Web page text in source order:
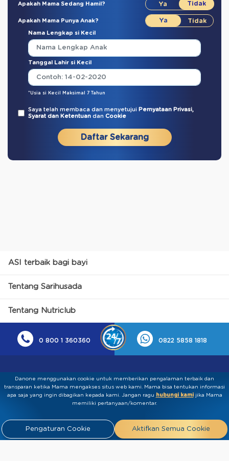
Apakah Mama Sedang Hamil?
Apakah Mama Punya Anak?
Nama Lengkap si Kecil
Tanggal Lahir si Kecil
*Usia si Kecil Maksimal 7 Tahun
Saya telah membaca dan menyetujui Pernyataan Privasi,
Syarat dan Ketentuan dan Cookie
Daftar Sekarang
ASI terbaik bagi bayi
Tentang Sarihusada
Tentang Nutriclub
0 800 1 360360 0822 5858 1818
Kebijakan Privasi Syarat & Ketentuan
Tentang Kami
Danone menggunakan cookie untuk memberikan pengalaman terbaik dan
transparan ketika Mama mengakses situs web kami. Mama bisa tentukan informasi
apa saja yang ingin dibagikan kepada kami.​ ​Jangan ragu hubungi kamijika Mama
memiliki pertanyaan/komentar.
Pengaturan Cookie Aktifkan Semua Cookie